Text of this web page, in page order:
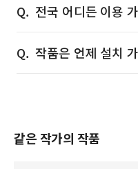
전국 어디든 이용
작품은 언제 설치
같은 작가의 작품